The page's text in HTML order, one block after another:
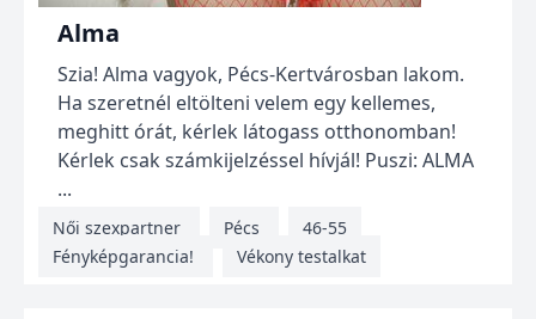
Alma
Szia! Alma vagyok, Pécs-Kertvárosban lakom.
Ha szeretnél eltölteni velem egy kellemes,
meghitt órát, kérlek látogass otthonomban!
Kérlek csak számkijelzéssel hívjál! Puszi: ALMA
...
Női szexpartner Pécs
46-55
Fényképgarancia!
Vékony testalkat